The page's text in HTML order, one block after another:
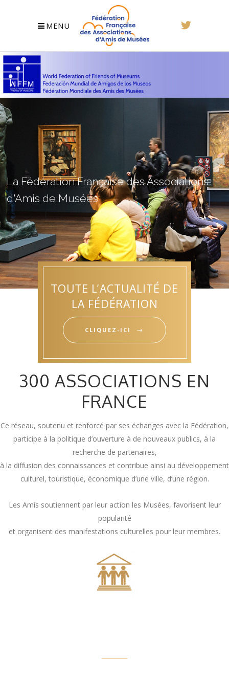
MENU
La Fédération Française des Associations
d'Amis de Musées
TOUTE L’ACTUALITÉ DE
LA FÉDÉRATION
CLIQUEZ-ICI
300 ASSOCIATIONS EN
FRANCE
Ce réseau, soutenu et renforcé par ses échanges avec la Fédération,
participe à la politique d’ouverture à de nouveaux publics, à la
recherche de partenaires,
à la diffusion des connaissances et contribue ainsi au développement
culturel, touristique, économique d’une ville, d’une région.
Les Amis soutiennent par leur action les Musées, favorisent leur
popularité
et organisent des manifestations culturelles pour leur membres.